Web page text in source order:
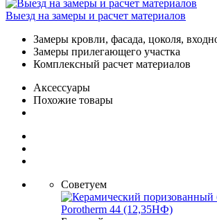
Выезд на замеры и расчет материалов
Замеры кровли, фасада, цоколя,
Замеры прилегающего участка
Комплексный расчет материалов
Аксессуары
Похожие товары
Советуем